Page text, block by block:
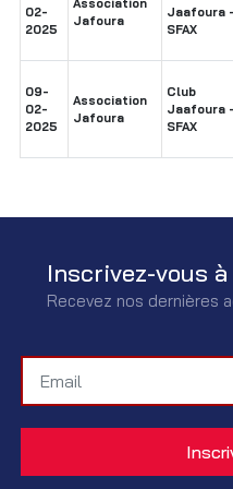
02-
2025
Jafoura
Jaafoura -
SFAX
09-
02-
2025
Association
Jafoura
Club
Jaafoura -
SFAX
Inscrivez-vous
Recevez nos dernières